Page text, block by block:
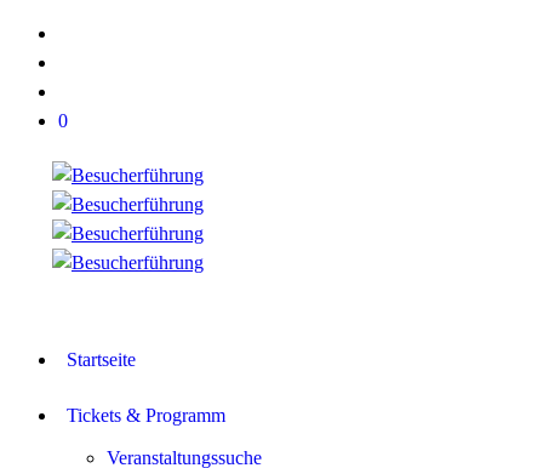
0
Startseite
Tickets & Programm
Veranstaltungssuche